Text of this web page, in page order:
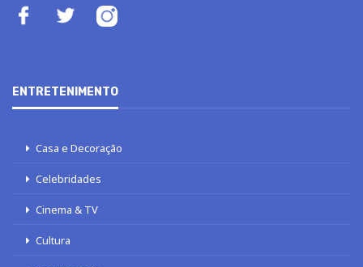
ENTRETENIMENTO
Casa e Decoração
Celebridades
Cinema & TV
Cultura